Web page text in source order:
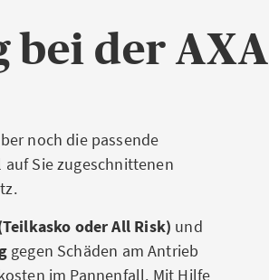
bei der AXA
noch die passende
auf Sie zugeschnittenen
oder All Risk) und
gegen Schäden am Antrieb
im Pannenfall. Mit Hilfe